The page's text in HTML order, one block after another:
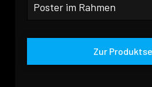
Poster im Rahmen
Zur